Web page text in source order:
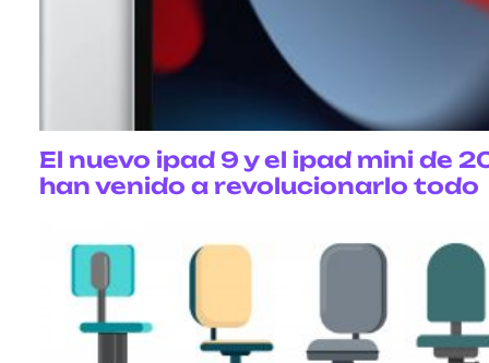
El nuevo ipad 9 y el ipad mini de
han venido a revolucionarlo todo